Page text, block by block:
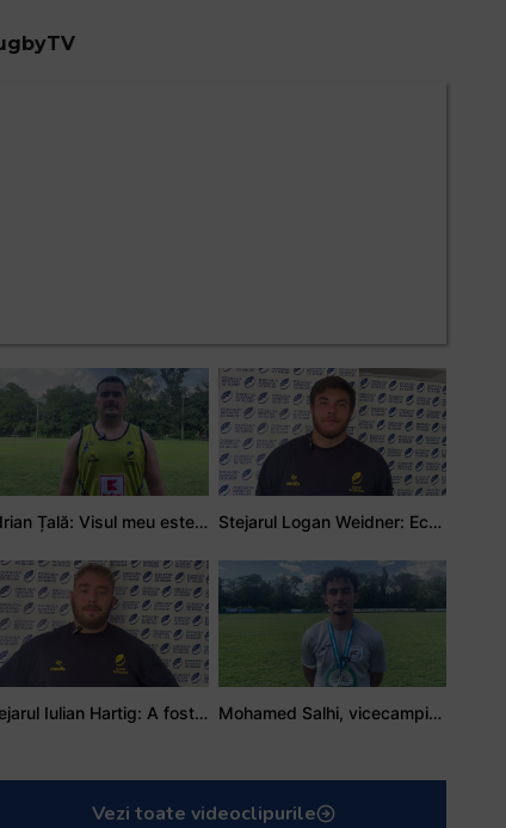
Adrian Țală: Visul meu este să debutez pentru România Stejarul Logan Weidner: Echipa a muncit mult, iar asta se va vedea în meciurile de la Nations Cup
Stejarul Iulian Hartig: A fost un turneu care a unit mai mult echipa Mohamed Salhi, vicecampion național juniori I: Rugby-ul te învață să accepți și înfrângerile
Vezi toate videoclipurile